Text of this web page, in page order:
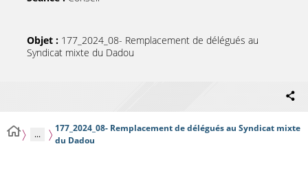
Objet : 177_2024_08- Remplacement de délégués au
Syndicat mixte du Dadou
...
177_2024_08- Remplacement de délégués au Syndicat mixte
du Dadou